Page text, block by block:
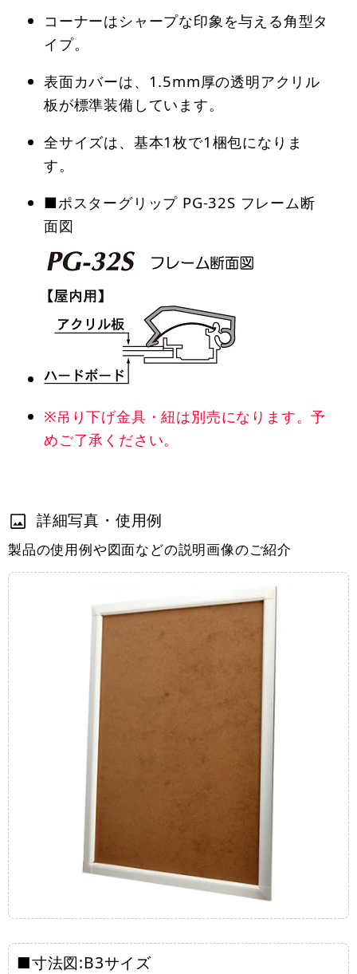
コーナーはシャープな印象を与える角型タ
イプ。
表面カバーは、1.5mm厚の透明アクリル
板が標準装備しています。
全サイズは、基本1枚で1梱包になりま
す。
■ポスターグリップ PG-32S フレーム断
面図
※吊り下げ金具・紐は別売になります。予
めご了承ください。
詳細写真・使用例
製品の使用例や図面などの説明画像のご紹介
■寸法図:B3サイズ